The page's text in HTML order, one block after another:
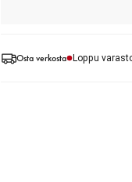
Osta verkosta Loppu